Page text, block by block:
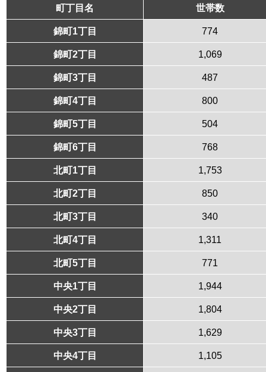
町丁目名 世帯数
錦町1丁目 774
錦町2丁目 1,069
錦町3丁目 487
錦町4丁目 800
錦町5丁目 504
錦町6丁目 768
北町1丁目 1,753
北町2丁目 850
北町3丁目 340
北町4丁目 1,311
北町5丁目 771
中央1丁目 1,944
中央2丁目 1,804
中央3丁目 1,629
中央4丁目 1,105